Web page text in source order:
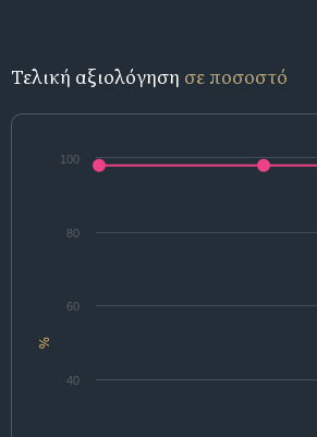
Τελική αξιολόγηση σε ποσοστό
%
40
60
80
100